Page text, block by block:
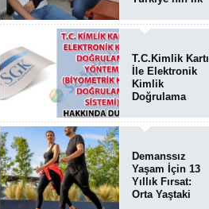
Sendromu
Vakası
Teşhis Edildi
T.C.Kimlik Kartı
İle Elektronik
Kimlik
Doğrulama
(Biyometrik
Kimlik
Sistemi)
07.08.2026
Demanssız
Yaşam İçin 13
Yıllık Fırsat:
Orta Yaştaki